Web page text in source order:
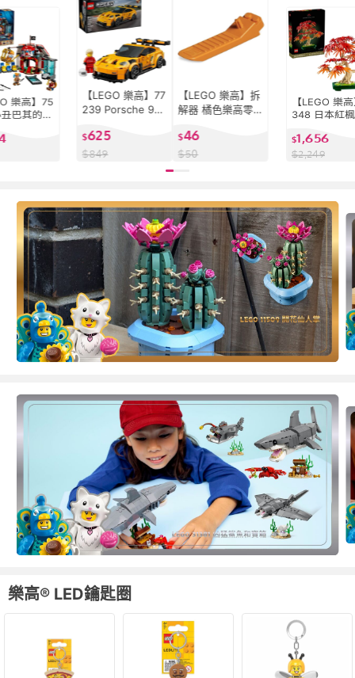
樂高】75
巴其的馬
系列
【LEGO 樂高】77
239 Porsche 911
樂高® Speed Cha
mpions系列
$625
$849
【LEGO 樂高】拆
解器 橘色樂高零
$46
$50
【LEGO 樂
348 日本紅
$1,656
$2,249
樂高® LED鑰匙圈